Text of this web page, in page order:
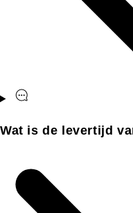
Wat is de levertijd